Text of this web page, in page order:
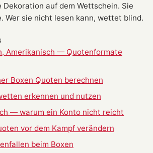
Dekoration auf dem Wettschein. Sie
Wer sie nicht lesen kann, wettet blind.
Amerikanisch — Quotenformate
Boxen Quoten berechnen
erkennen und nutzen
— warum ein Konto nicht reicht
vor dem Kampf verändern
beim Boxen